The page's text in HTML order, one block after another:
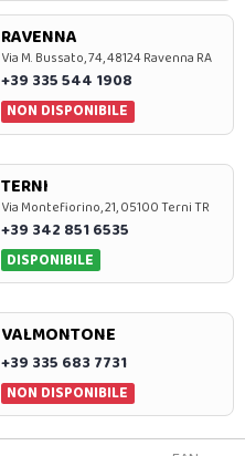
RAVENNA
Via M. Bussato, 74, 48124 Ravenna RA
+39 335 544 1908
NON DISPONIBILE
TERNI
Via Montefiorino, 21, 05100 Terni TR
+39 342 851 6535
DISPONIBILE
VALMONTONE
+39 335 683 7731
NON DISPONIBILE